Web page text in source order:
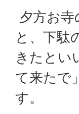
夕方お
と、下駄
きたとい
て来たで
す。